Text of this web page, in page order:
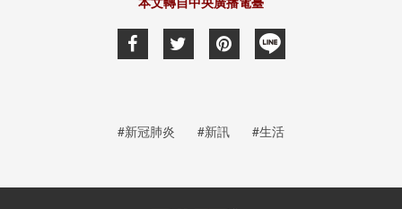
#新冠肺炎 #新訊 #生活